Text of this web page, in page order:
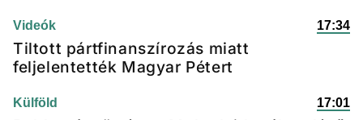
Videók 17:34
Tiltott pártfinanszírozás miatt
feljelentették Magyar Pétert
Külföld 17:01